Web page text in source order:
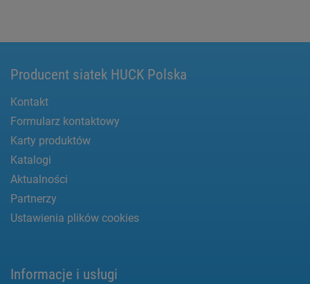
Producent siatek HUCK Polska
Kontakt
Formularz kontaktowy
Karty produktów
Katalogi
Aktualności
Partnerzy
Ustawienia plików cookies
Informacje i usługi